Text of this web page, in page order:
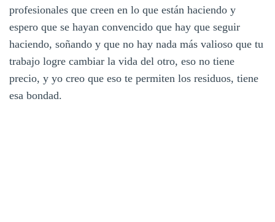
profesionales que creen en lo que están haciendo y
espero que se hayan convencido que hay que seguir
haciendo, soñando y que no hay nada más valioso que tu
trabajo logre cambiar la vida del otro, eso no tiene
precio, y yo creo que eso te permiten los residuos, tiene
esa bondad.